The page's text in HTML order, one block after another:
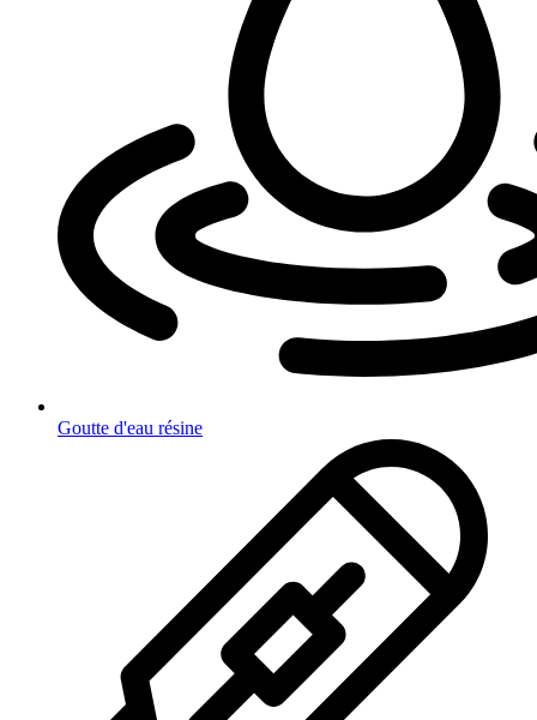
Goutte d'eau résine